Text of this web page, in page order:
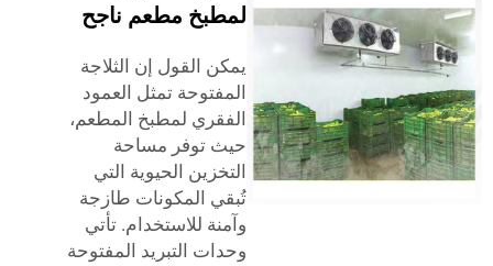
لمطبخ مطعم ناجح
يمكن القول إن الثلاجة
المفتوحة تمثل العمود
الفقري لمطبخ المطعم،
حيث توفر مساحة
التخزين الحيوية التي
تُبقي المكونات طازجة
وآمنة للاستخدام. تأتي
وحدات التبريد المفتوحة